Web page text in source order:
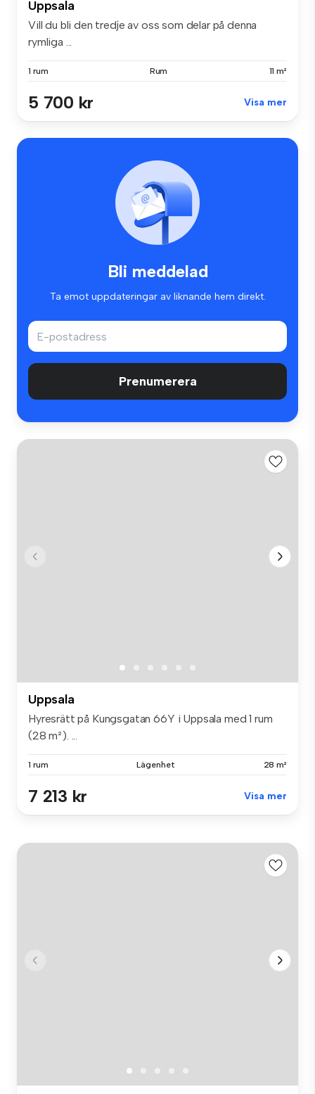
Uppsala
Vill du bli den tredje av oss som delar på denna
rymliga ...
1 rum Rum 11 m²
5 700 kr Visa mer
Bli meddelad
Ta emot uppdateringar av liknande hem direkt.
Prenumerera
Uppsala
Hyresrätt på Kungsgatan 66Y i Uppsala med 1 rum
(28 m²). ...
1 rum Lägenhet 28 m²
7 213 kr Visa mer